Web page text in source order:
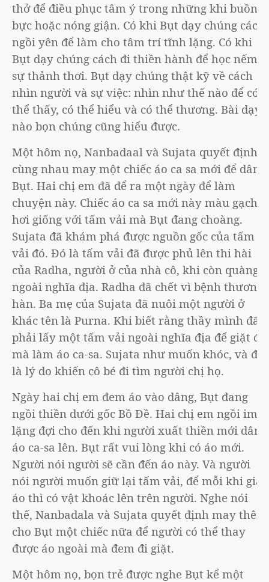
thở để điều phục tâm ý trong những khi buồn
bực hoặc nóng giận. Có khi Bụt dạy chúng cách
ngồi yên để làm cho tâm trí tĩnh lặng. Có khi
Bụt dạy chúng cách đi thiền hành để học nếm
sự thảnh thơi. Bụt dạy chúng thật kỹ về cách
nhìn người và sự việc: nhìn như thế nào để có
thể thấy, có thể hiểu và có thể thương. Bài dạy
nào bọn chúng cũng hiểu được.
Một hôm nọ, Nanbadaal và Sujata quyết định
cùng nhau may một chiếc áo ca sa mới để dâng
Bụt. Hai chị em đã để ra một ngày để làm
chuyện này. Chiếc áo ca sa mới này màu gạch,
hơi giống với tấm vải mà Bụt đang choàng.
Sujata đã khám phá được nguồn gốc của tấm
vải đó. Đó là tấm vải đã được phủ lên thi hài
của Radha, người ở của nhà cô, khi còn quàng
ngoài nghĩa địa. Radha đã chết vì bệnh thương
hàn. Ba mẹ của Sujata đã nuôi một người ở
khác tên là Purna. Khi biết rằng thầy mình đã
phải lấy một tấm vải ngoài nghĩa địa để giặt đi
mà làm áo ca-sa. Sujata như muốn khóc, và đó
là lý do khiến cô bé đi tìm người chị họ.
Ngày hai chị em đem áo vào dâng, Bụt đang
ngồi thiền dưới gốc Bồ Đề. Hai chị em ngồi im
lặng đợi cho đến khi người xuất thiền mới dâng
áo ca-sa lên. Bụt rất vui lòng khi có áo mới.
Người nói người sẽ cần đến áo này. Và người
nói người muốn giữ lại tấm vải, để mỗi khi giặt
áo thì có vật khoác lên trên người. Nghe nói
thế, Nanbadala và Sujata quyết định may thêm
cho Bụt một chiếc nữa để người có thể thay
được áo ngoài mà đem đi giặt.
Một hôm nọ, bọn trẻ được nghe Bụt kể một